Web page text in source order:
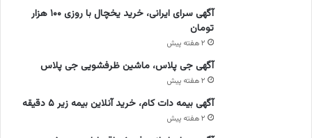
آگهی سرای ایرانی، خرید یخچال با روزی ۱۰۰ هزار
تومان
۲ هفته پیش
آگهی جی پلاس، ماشین ظرفشویی جی پلاس
۲ هفته پیش
آگهی بیمه دات کام، خرید آنلاین بیمه زیر ۵ دقیقه
۲ هفته پیش